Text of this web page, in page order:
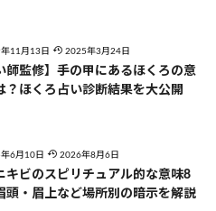
11月13日 2025年3月24日
師監修】手の甲にあるほくろの意
？ほくろ占い診断結果を大公開
6月10日 2026年8月6日
キビのスピリチュアル的な意味8
頭・眉上など場所別の暗示を解説